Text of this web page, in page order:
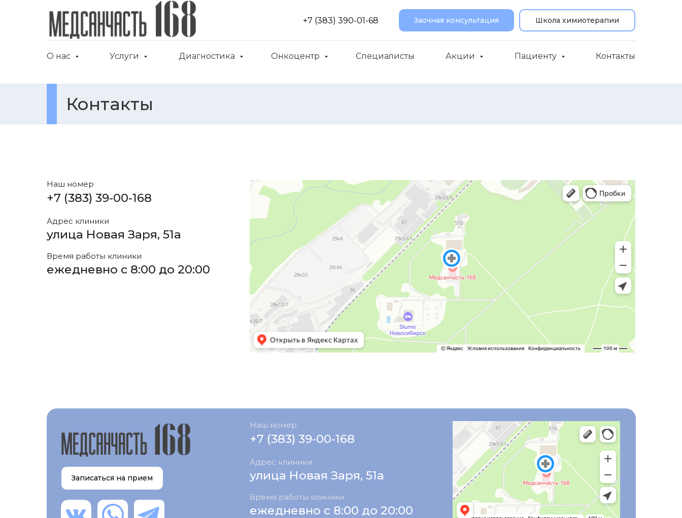
+7 (383) 390-01-68 Заочная консультация Школа химиотерапии
О нас Услуги Диагностика Онкоцентр Специалисты Акции Пациенту Контакты
Контакты
улица Новая Заря, 51а
Адрес клиники
Время работы клиники
ежедневно с 8:00 до 20:00
Наш номер
+7 (383) 39-00-168
+7 (383) 39-00-168
Наш номер
ежедневно с 8:00 до 20:00
Время работы клиники
Адрес клиники
улица Новая Заря, 51а
Записаться на прием